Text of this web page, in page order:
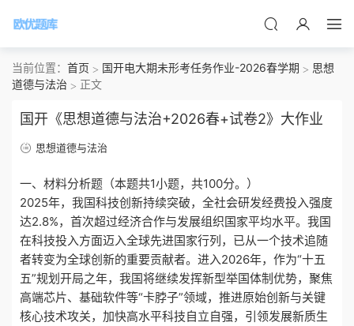
当前位置： 首页 国开电大期未形考任务作业-2026春学期
思想
道德与法治
正文
国开《思想道德与法治+2026春+试卷2》大作业
思想道德与法治
一、材料分析题（本题共1小题，共100分。）
2025年，我国科技创新持续突破，全社会研发经费投入强度
达2.8%，首次超过经济合作与发展组织国家平均水平。我国
在科技投入方面迈入全球先进国家行列，已从一个技术追随
者转变为全球创新的重要贡献者。进入2026年，作为“十五
五”规划开局之年，我国将继续发挥新型举国体制优势，聚焦
高端芯片、基础软件等“卡脖子”领域，推进原始创新与关键
核心技术攻关，加快高水平科技自立自强，引领发展新质生